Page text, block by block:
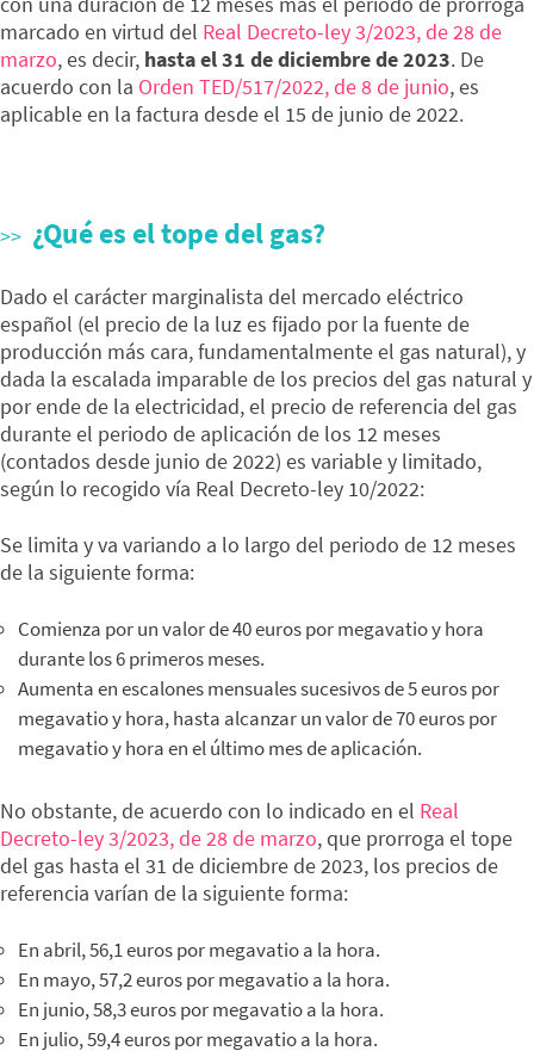
marcado en virtud del Real Decreto-ley 3/2023, de 28 de
marzo, es decir, hasta el 31 de diciembre de 2023. De
acuerdo con la Orden TED/517/2022, de 8 de junio, es
aplicable en la factura desde el 15 de junio de 2022.
¿Qué es el tope del gas?
Dado el carácter marginalista del mercado eléctrico
español (el precio de la luz es fijado por la fuente de
producción más cara, fundamentalmente el gas natural), y
dada la escalada imparable de los precios del gas natural y
por ende de la electricidad, el precio de referencia del gas
durante el periodo de aplicación de los 12 meses
(contados desde junio de 2022) es variable y limitado,
según lo recogido vía Real Decreto-ley 10/2022:
Se limita y va variando a lo largo del periodo de 12 meses
de la siguiente forma:
Comienza por un valor de 40 euros por megavatio y hora
durante los 6 primeros meses.
Aumenta en escalones mensuales sucesivos de 5 euros por
megavatio y hora, hasta alcanzar un valor de 70 euros por
megavatio y hora en el último mes de aplicación.
No obstante, de acuerdo con lo indicado en el Real
Decreto-ley 3/2023, de 28 de marzo, que prorroga el tope
del gas hasta el 31 de diciembre de 2023, los precios de
referencia varían de la siguiente forma:
En abril, 56,1 euros por megavatio a la hora.
En mayo, 57,2 euros por megavatio a la hora.
En junio, 58,3 euros por megavatio a la hora.
En julio, 59,4 euros por megavatio a la hora.